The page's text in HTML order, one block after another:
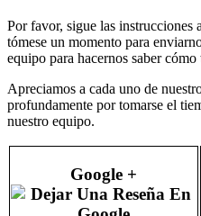
Por favor, sigue las instrucciones
tómese un momento para
equipo para hacernos saber cómo
Apreciamos a cada uno de
profundamente por tomarse el
nuestro equipo.
Google +